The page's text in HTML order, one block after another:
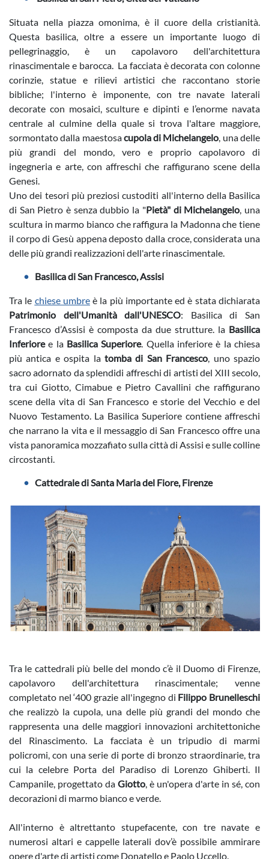
Situata nella piazza omonima, è il cuore della cristianità.
Questa basilica, oltre a essere un importante luogo di
pellegrinaggio, è un capolavoro dell'architettura
rinascimentale e barocca. La facciata è decorata con colonne
corinzie, statue e rilievi artistici che raccontano storie
bibliche; l'interno è imponente, con tre navate laterali
decorate con mosaici, sculture e dipinti e l’enorme navata
centrale al culmine della quale si trova l'altare maggiore,
sormontato dalla maestosacupola di Michelangelo, una delle
più grandi del mondo, vero e proprio capolavoro di
ingegneria e arte, con affreschi che raffigurano scene della
Genesi.
Uno dei tesori più preziosi custoditi all'interno della Basilica
di San Pietro è senza dubbio la "Pietà" di Michelangelo, una
scultura in marmo bianco che raffigura la Madonna che tiene
il corpo di Gesù appena deposto dalla croce, considerata una
delle più grandi realizzazioni dell'arte rinascimentale.
Basilica di San Francesco, Assisi
Tra le chiese umbreè la più importante ed è stata dichiarata
Patrimonio dell'Umanità dall'UNESCO: Basilica di San
Francesco d’Assisi è composta da due strutture. la Basilica
Inferioree la Basilica Superiore. Quella inferiore è la chiesa
più antica e ospita la tomba di San Francesco, uno spazio
sacro adornato da splendidi affreschi di artisti del XIII secolo,
tra cui Giotto, Cimabue e Pietro Cavallini che raffigurano
scene della vita di San Francesco e storie del Vecchio e del
Nuovo Testamento. La Basilica Superiore contiene affreschi
che narrano la vita e il messaggio di San Francesco offre una
vista panoramica mozzafiato sulla città di Assisi e sulle colline
circostanti.
Cattedrale di Santa Maria del Fiore, Firenze
Tra le cattedrali più belle del mondo c’è il Duomo di Firenze,
capolavoro dell'architettura rinascimentale; venne
completato nel ‘400 grazie all'ingegno di Filippo Brunelleschi
che realizzò la cupola, una delle più grandi del mondo che
rappresenta una delle maggiori innovazioni architettoniche
del Rinascimento. La facciata è un tripudio di marmi
policromi, con una serie di porte di bronzo straordinarie, tra
cui la celebre Porta del Paradiso di Lorenzo Ghiberti. Il
Campanile, progettato da Giotto, è un'opera d'arte in sé, con
decorazioni di marmo bianco e verde.
All'interno è altrettanto stupefacente, con tre navate e
numerosi altari e cappelle laterali dov’è possibile ammirare
opere d'arte di artisti come Donatello e Paolo Uccello.